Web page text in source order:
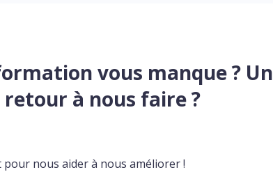
vous manque ? Un
retour à nous faire ?
pour nous aider à nous améliorer !